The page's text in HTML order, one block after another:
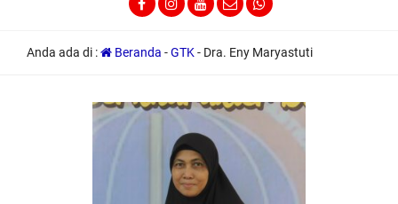
Anda ada di : Beranda -GTK- Dra. Eny Maryastuti